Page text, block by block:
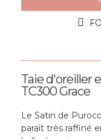
Taie d'oreiller
TC300 Grace
Le Satin de
paraît très raffiné